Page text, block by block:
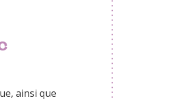
ainsi que